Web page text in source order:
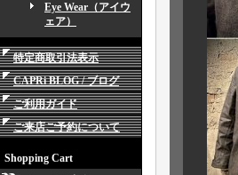
Eye Wear（アイウ
ェア）
特定商取引法表示
CAPRi BLOG / ブログ
ご利用ガイド
ご来店ご予約について
Shopping Cart